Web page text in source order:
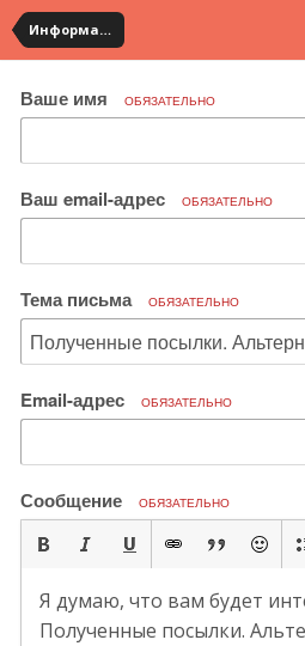
Информация по полученным посылкам
Ваше имя ОБЯЗАТЕЛЬНО
Ваш email-адрес ОБЯЗАТЕЛЬНО
Тема письма ОБЯЗАТЕЛЬНО
Email-адрес ОБЯЗАТЕЛЬНО
Сообщение ОБЯЗАТЕЛЬНО
Я думаю, что вам будет
Полученные посылки.